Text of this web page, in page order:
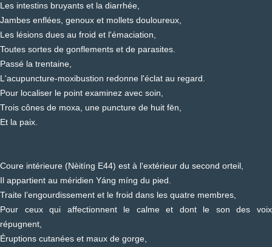
Les intestins bruyants et la diarrhée,
Jambes enflées, genoux et mollets douloureux,
Les lésions dues au froid et l'émaciation,
Toutes sortes de gonflements et de parasites.
Passé la trentaine,
L'acupuncture-moxibustion redonne l'éclat au regard.
Pour localiser le point examinez avec soin,
Trois cônes de moxa, une puncture de huit fēn,
Et la paix.
Coure intérieure (Nèitíng E44) est à l'extérieur du second orteil,
Il appartient au méridien Yáng míng du pied.
Traite l’engourdissement et le froid dans les quatre membres,
Pour ceux qui affectionnent le calme et dont le son des voix
répugnent,
Éruptions cutanées et maux de gorge,